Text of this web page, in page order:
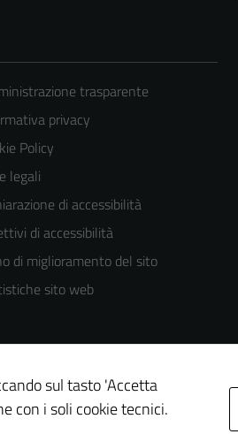
trasparente
privacy
Policy
legali
di accessibilità
di accessibilità
di miglioramento del sito
sito web
sul tasto 'Accetta
con i soli cookie tecnici.